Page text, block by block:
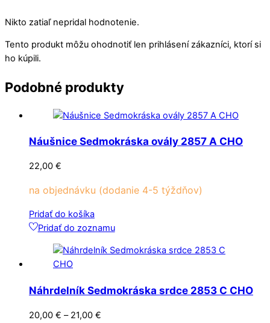
Nikto zatiaľ nepridal hodnotenie.
Tento produkt môžu ohodnotiť len prihlásení zákazníci, ktorí si
ho kúpili.
Podobné produkty
Náušnice Sedmokráska ovály 2857 A CHO
22,00 €
na objednávku (dodanie 4-5 týždňov)
Pridať do košíka
Pridať do zoznamu
Náhrdelník Sedmokráska srdce 2853 C CHO
20,00 € – 21,00 €